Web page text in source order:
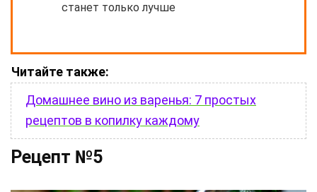
станет только лучше
Читайте также:
Домашнее вино из варенья: 7 простых
рецептов в копилку каждому
Рецепт №5